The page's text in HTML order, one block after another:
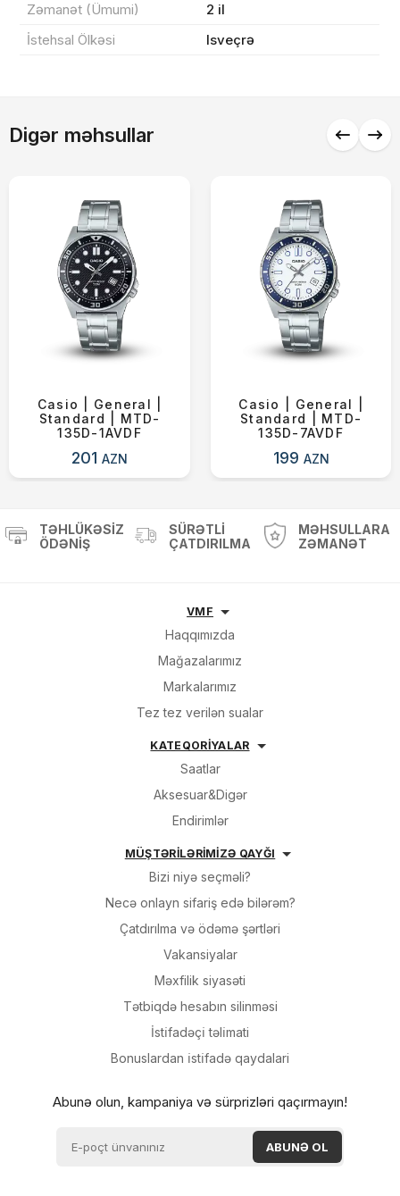
Zəmanət (Ümumi)
2 il
İstehsal Ölkəsi
Isveçrə
Digər məhsullar
Casio | General |
Standard | MTD-
135D-1AVDF
201AZN
Casio | General |
Standard | MTD-
135D-7AVDF
199 AZN
Alış-verişə davam et
TƏHLÜKƏSIZ
ÖDƏNIŞ
SÜRƏTLI
ÇATDIRILMA
MƏHSULLARA
ZƏMANƏT
VMF
Haqqımızda
Mağazalarımız
Markalarımız
Tez tez verilən sualar
KATEQORİYALAR
Saatlar
Aksesuar&Digər
Endirimlər
MÜŞTƏRİLƏRİMİZƏ QAYĞI
Bizi niyə seçməli?
Necə onlayn sifariş edə bilərəm?
Çatdırılma və ödəmə şərtləri
Vakansiyalar
Məxfilik siyasəti
Tətbiqdə hesabın silinməsi
İsti̇fadəçi̇ təli̇mati
Bonuslardan i̇sti̇fadə qaydalari
Abunə olun, kampaniya və sürprizləri qaçırmayın!